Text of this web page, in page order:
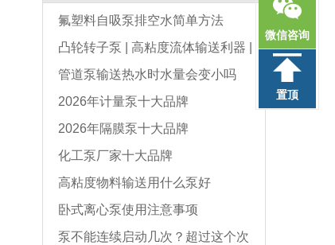
微信咨询
置顶
氟塑料自吸泵排空水简单方法
凸轮转子泵 | 高粘度流体输送利器 |
选型与维护全指南
管道泵输送热水时水量会变小吗
2026年计量泵十大品牌
2026年隔膜泵十大品牌
化工泵厂家十大品牌
高粘度物料输送用什么泵好
卧式离心泵使用注意事项
泵不能连续启动几次？超过这个次